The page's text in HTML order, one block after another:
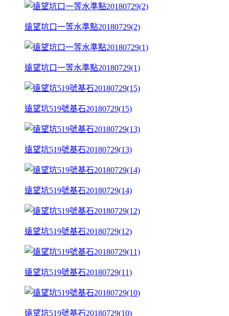
遠望坑口一等水準點20180729(2)
遠望坑口一等水準點20180729(1)
遠望坑519號基石20180729(15)
遠望坑519號基石20180729(13)
遠望坑519號基石20180729(14)
遠望坑519號基石20180729(12)
遠望坑519號基石20180729(11)
遠望坑519號基石20180729(10)